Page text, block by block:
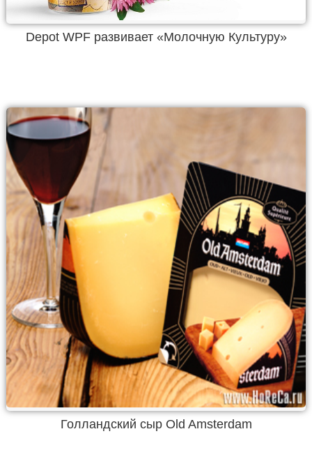
Depot WPF развивает «Молочную Культуру»
Голландский сыр Old Amsterdam